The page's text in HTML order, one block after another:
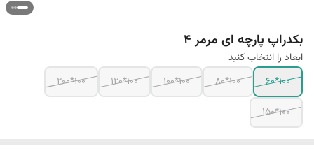
بکدراپ پارچه ای مرمر 4
ابعاد را انتخاب کنید
100*60
100*80
100*100
100*120
100*200
100*150